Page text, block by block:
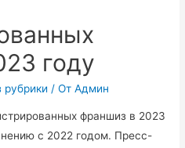
году
рубрики / От Админ
франшиз в 2023
с 2022 годом. Пресс-